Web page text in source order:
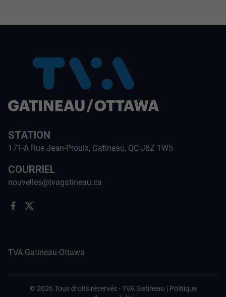
STATION
171-A Rue Jean-Proulx, Gatineau, QC J8Z 1W5
COURRIEL
nouvelles@tvagatineau.ca
TVA Gatineau-Ottawa
© 2026 Tous droits révervés -TVA Gatineau | Politique